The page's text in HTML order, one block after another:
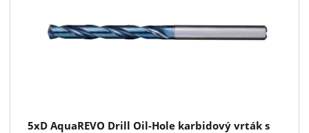
5xD AquaREVO Drill Oil-Hole karbidový vrták s